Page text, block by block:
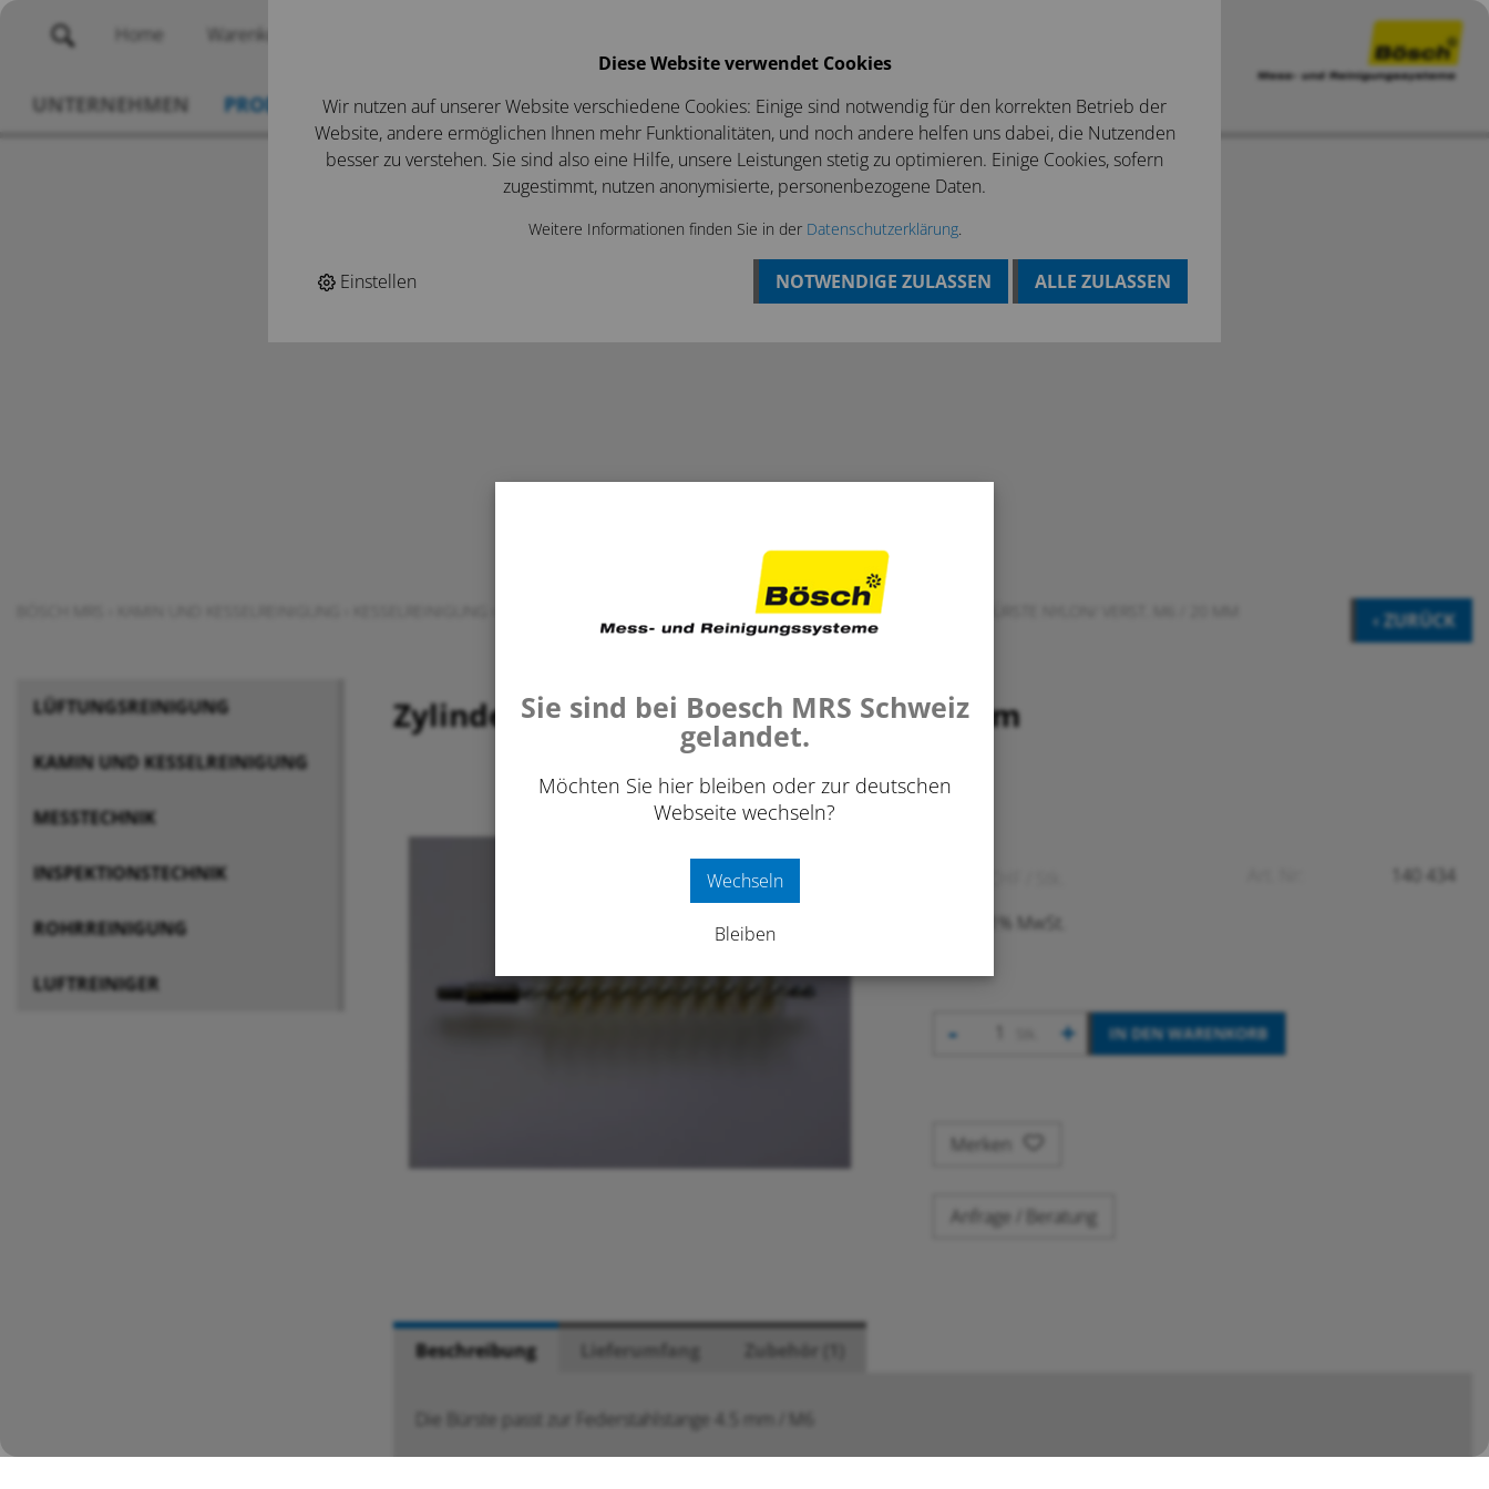
Home Warenkorb
UNTERNEHMEN PRODUKTE SERVICE NEWS/ANGEBOTE KONTAKT
ROHRBÜRSTEN NYLON M8 / M6 ‹ ZURÜCK
LÜFTUNGSREINIGUNG
KAMIN UND KESSELREINIGUNG
MESSTECHNIK
INSPEKTIONSTECHNIK
ROHRREINIGUNG
LUFTREINIGER
Zylinderbürste Nylon/ verst. M6 / 20 mm
exkl. 8.1% MwSt.
140 434
- + IN DEN WARENKORB
Merken
Anfrage / Beratung
Beschreibung Lieferumfang Zubehör (1)
Die Bürste passt zur Federstahlstange 4.5 mm / M6
Diese Website verwendet Cookies
Wir nutzen auf unserer Website verschiedene Cookies: Einige sind notwendig für den korrekten Betrieb der
Website, andere ermöglichen Ihnen mehr Funktionalitäten, und noch andere helfen uns dabei, die Nutzenden
besser zu verstehen. Sie sind also eine Hilfe, unsere Leistungen stetig zu optimieren. Einige Cookies, sofern
zugestimmt, nutzen anonymisierte, personenbezogene Daten.
Weitere Informationen finden Sie in der Datenschutzerklärung.
Einstellen NOTWENDIGE ZULASSEN ALLE ZULASSEN
Sie sind bei Boesch MRS Schweiz
gelandet.
Möchten Sie hier bleiben oder zur deutschen
Webseite wechseln?
Wechseln
Bleiben